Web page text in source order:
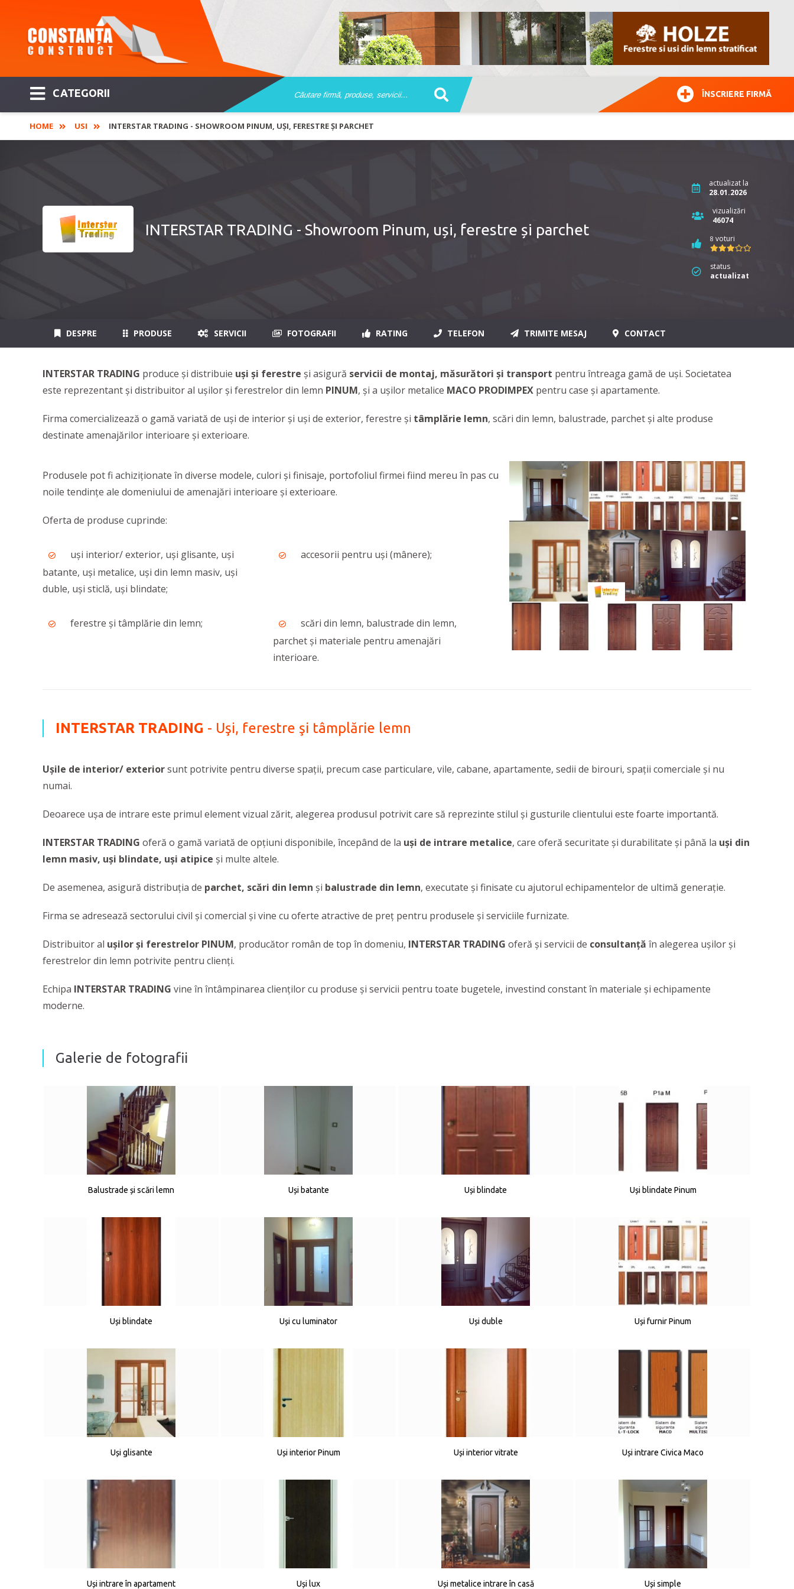
CATEGORII ÎNSCRIERE FIRMĂ
HOME USI INTERSTAR TRADING - SHOWROOM PINUM, UȘI, FERESTRE ȘI PARCHET
INTERSTAR TRADING - Showroom Pinum, uși, ferestre și parchet
actualizat la
28.01.2026
vizualizări
46074
8 voturi
status
actualizat
DESPRE PRODUSE SERVICII FOTOGRAFII RATING TELEFON TRIMITE MESAJ CONTACT
INTERSTAR TRADING produce şi distribuie uși și ferestre și asigură servicii de montaj, măsurători și transport pentru întreaga gamă de uși. Societatea
este reprezentant și distribuitor al ușilor și ferestrelor din lemn PINUM, și a ușilor metalice MACO PRODIMPEX pentru case și apartamente.
Firma comercializează o gamă variată de uși de interior și uși de exterior, ferestre și tâmplărie lemn, scări din lemn, balustrade, parchet și alte produse
destinate amenajărilor interioare și exterioare.
Produsele pot fi achiziționate în diverse modele, culori și finisaje, portofoliul firmei fiind mereu în pas cu
noile tendinţe ale domeniului de amenajări interioare şi exterioare.
Oferta de produse cuprinde:
uși interior/ exterior, uși glisante, uși
batante, uși metalice, uși din lemn masiv, uși
duble, uși sticlă, uși blindate;
accesorii pentru uși (mânere);
ferestre și tâmplărie din lemn;
scări din lemn, balustrade din lemn,
parchet și materiale pentru amenajări
interioare.
INTERSTAR TRADING - Uşi, ferestre şi tâmplărie lemn
Ușile de interior/ exteriorsunt potrivite pentru diverse spații, precum case particulare, vile, cabane, apartamente, sedii de birouri, spații comerciale și nu
numai.
Deoarece ușa de intrare este primul element vizual zărit, alegerea produsul potrivit care să reprezinte stilul și gusturile clientului este foarte importantă.
INTERSTAR TRADING oferă o gamă variată de opțiuni disponibile, începând de la uși de intrare metalice, care oferă securitate și durabilitate și până la uși din
lemn masiv, uși blindate, uși atipice și multe altele.
De asemenea, asigură distribuția de parchet, scări din lemn și balustrade din lemn, executate și finisate cu ajutorul echipamentelor de ultimă generație.
Firma se adresează sectorului civil și comercial și vine cu oferte atractive de preț pentru produsele și serviciile furnizate.
Distribuitor al ușilor și ferestrelor PINUM, producător român de top în domeniu, INTERSTAR TRADING oferă și servicii de consultanță în alegerea ușilor și
ferestrelor din lemn potrivite pentru clienți.
Echipa INTERSTAR TRADING vine în întâmpinarea clienților cu produse și servicii pentru toate bugetele, investind constant în materiale şi echipamente
moderne.
Galerie de fotografii
Balustrade și scări lemn Uși batante Uși blindate Uși blindate Pinum
Uși blindate Uși cu luminator Uși duble Uși furnir Pinum
Uși glisante Uși interior Pinum Uși interior vitrate Uși intrare Civica Maco
Uși intrare în apartament Uși lux Uși metalice intrare în casă Uși simple